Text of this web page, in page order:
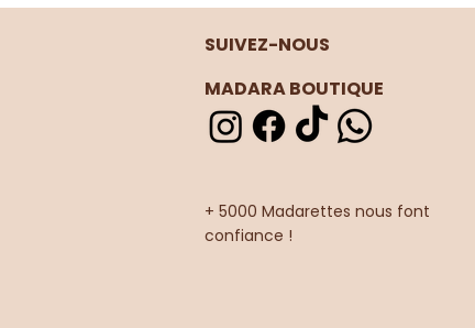
SUIVEZ-NOUS
MADARA BOUTIQUE
+ 5000 Madarettes nous font
confiance !